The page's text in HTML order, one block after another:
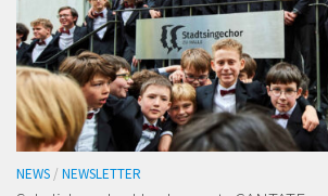
NEWS / NEWSLETTER